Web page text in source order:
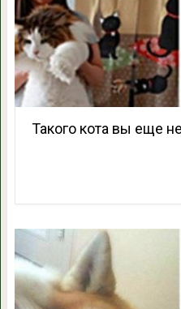
Такого кота вы еще